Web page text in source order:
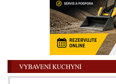
VYBAVENÍ KUCHYNÍ